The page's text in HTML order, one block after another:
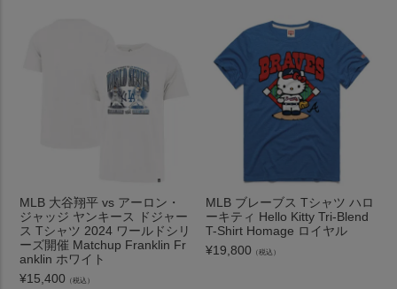
MLB 大谷翔平 vs アーロン・
ジャッジ ヤンキース ドジャー
ス Tシャツ 2024 ワールドシリ
ーズ開催 Matchup Franklin Fr
anklin ホワイト
¥15,400 （税込）
MLB ブレーブス Tシャツ ハロ
ーキティ Hello Kitty Tri-Blend
T-Shirt Homage ロイヤル
¥19,800 （税込）